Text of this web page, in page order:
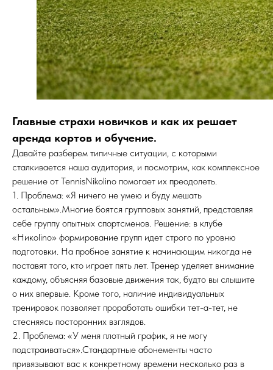
Главные страхи новичков и как их решает
аренда кортов и обучение.
Давайте разберем типичные ситуации, с которыми
сталкивается наша аудитория, и посмотрим, как комплексное
решение от TennisNikolino помогает их преодолеть.
1. Проблема: «Я ничего не умею и буду мешать
остальным».Многие боятся групповых занятий, представляя
себе группу опытных спортсменов. Решение: в клубе
«Никolino» формирование групп идет строго по уровню
подготовки. На пробное занятие к начинающим никогда не
поставят того, кто играет пять лет. Тренер уделяет внимание
каждому, объясняя базовые движения так, будто вы слышите
о них впервые. Кроме того, наличие индивидуальных
тренировок позволяет проработать ошибки тет-а-тет, не
стесняясь посторонних взглядов.
2. Проблема: «У меня плотный график, я не могу
подстраиваться».Стандартные абонементы часто
привязывают вас к конкретному времени несколько раз в